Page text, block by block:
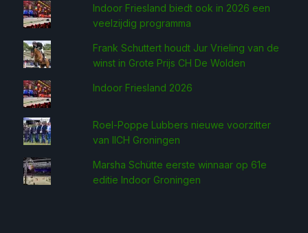
Indoor Friesland biedt ook in 2026 een
veelzijdig programma
Frank Schuttert houdt Jur Vrieling van de
winst in Grote Prijs CH De Wolden
Indoor Friesland 2026
Roel-Poppe Lubbers nieuwe voorzitter
van IICH Groningen
Marsha Schütte eerste win­naar op 61e
editie Indoor Groningen